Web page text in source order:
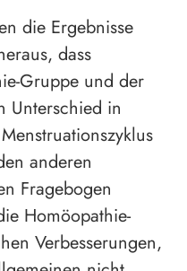
die Ergebnisse
dass
Gruppe und der
Unterschied in
anderen
Fragebogen
Homöopathie-
Verbesserungen,